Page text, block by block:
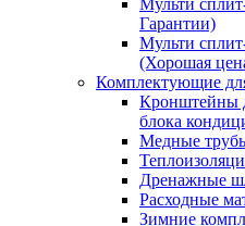
Гарантии)
Мульти
(Хорошая
Комплектующие
Кронштейны
блока
Медные
Дренажные
Расходные
Зимние